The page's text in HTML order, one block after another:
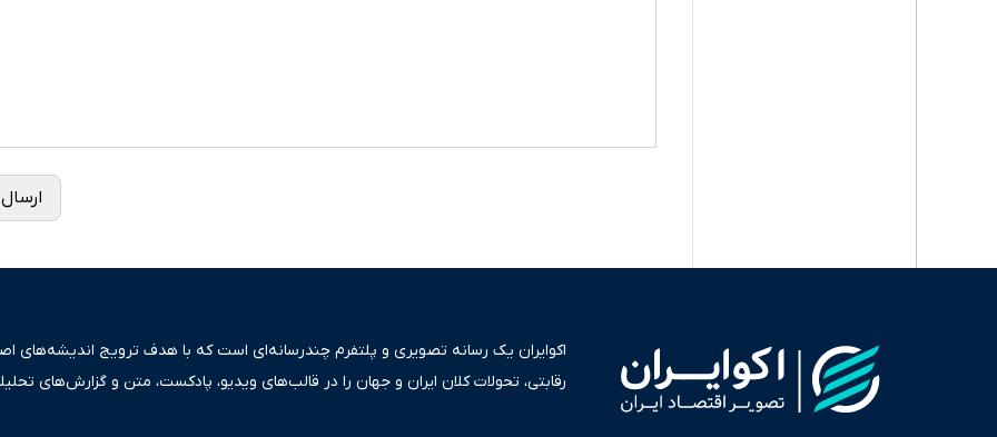
اکوایران یک رسانه تصویری و پلتفرم چندرسانه‌ای است که با هدف ترویج اندیشه‌های
رقابتی، تحولات کلان ایران و جهان را در قالب‌های ویدیو، پادکست، متن و گزارش‌های